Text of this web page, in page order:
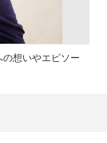
想いやエピソー